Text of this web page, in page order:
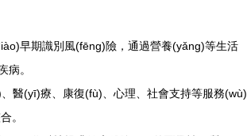
早期識別風(fēng)險，通過營養(yǎng)等生活
病。
、醫(yī)療、康復(fù)、心理、社會支持等服務(wù)
。